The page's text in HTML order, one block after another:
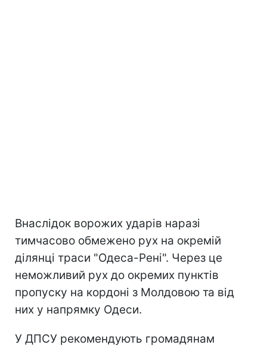
Внаслідок ворожих ударів наразі
тимчасово обмежено рух на окремій
ділянці траси "Одеса-Рені". Через це
неможливий рух до окремих пунктів
пропуску на кордоні з Молдовою та від
них у напрямку Одеси.
У ДПСУ рекомендують громадянам